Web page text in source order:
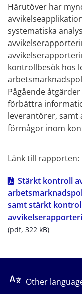
Härutöver har
systematiska
kontrollbesök hos
Pågående
förbättra
leverantörer, samt
förmågor inom
Länk till rapporten:
Stärkt kontroll
samt stärkt
(pdf, 322 kB)
Other